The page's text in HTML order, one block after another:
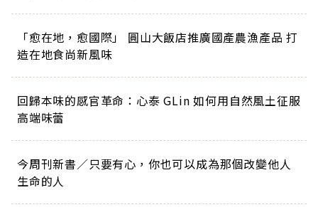
「愈在地，愈國際」 圓山大飯店推廣國產農漁產品 打
造在地食尚新風味
回歸本味的感官革命：心泰 GLin 如何用自然風土征服
高端味蕾
今周刊新書／只要有心，你也可以成為那個改變他人
生命的人